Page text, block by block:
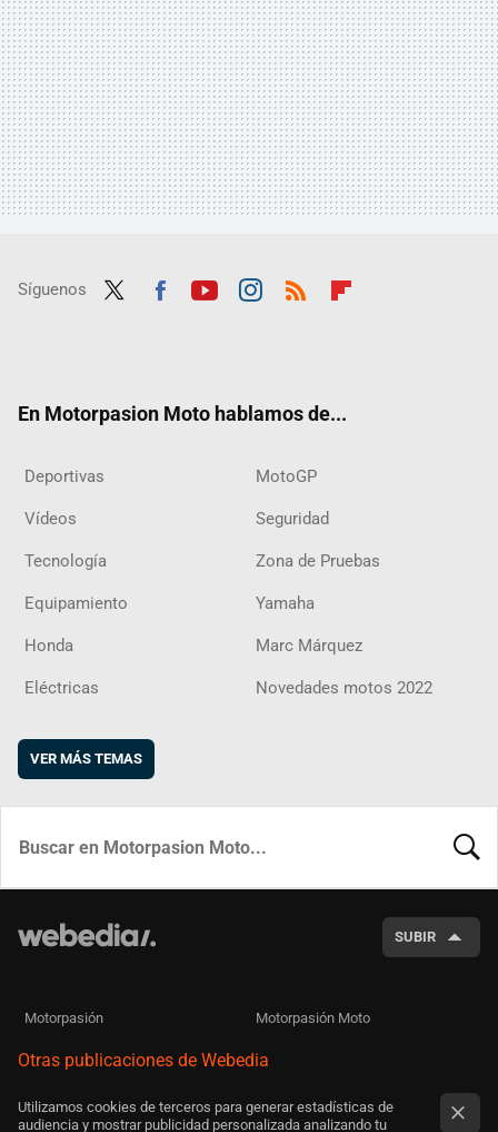
Síguenos
En Motorpasion Moto hablamos de...
Deportivas MotoGP
Vídeos Seguridad
Tecnología Zona de Pruebas
Equipamiento Yamaha
Honda Marc Márquez
Eléctricas Novedades motos 2022
VER MÁS TEMAS
SUBIR
Motorpasión Motorpasión Moto
Otras publicaciones de Webedia
Utilizamos cookies de terceros para generar estadísticas de
audiencia y mostrar publicidad personalizada analizando tu